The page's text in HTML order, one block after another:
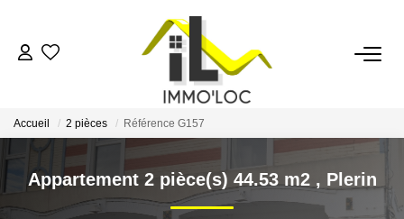
ACCUEIL
LOUER
FAIRE GÉRER
Accueil 2 pièces Référence G157
Appartement 2 pièce(s) 44.53 m2 , Plerin